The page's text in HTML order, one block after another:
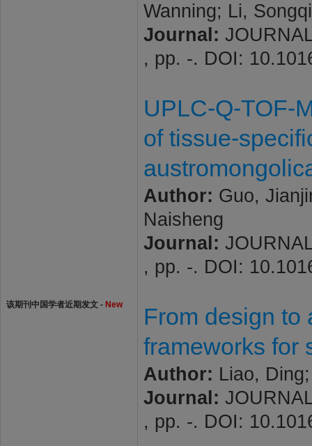
该期刊中国学者近期发文 - New
Wanning; Li,
Journal:
, pp. -. DOI:
UPLC-Q-TOF-
of tissue-
Author: Guo,
Naisheng
Journal:
, pp. -. DOI:
From design to
frameworks for
Author: Liao,
Journal:
, pp. -. DOI: